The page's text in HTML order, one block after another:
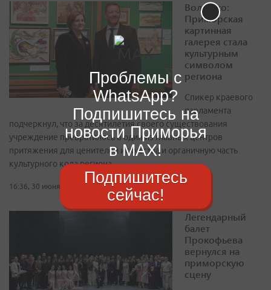
Волошко:
Приморская
картинная
галерея стала
культурным
символом
региона
Спикер краевого
парламента
подчеркнул, что за десятилетия своего существования
учреждение превратилось в один из главных центров
притяжения для ценителей искусства и органичную часть
культурного кода региона
16:36, 30 июня 2026
Легендарный
балет
Прокофьева
вернулся на
приморскую
сцену
Проблемы с
WhatsApp?
Подпишитесь на
новости Приморья
в MAX!
Подпишитесь
сейчас!